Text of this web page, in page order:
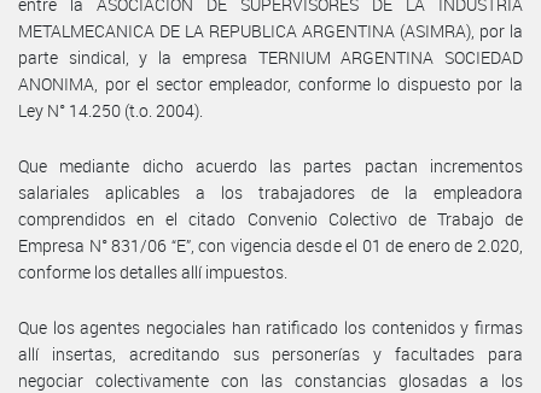
METALMECANICA DE LA REPUBLICA ARGENTINA (ASIMRA), por la
parte sindical, y la empresa TERNIUM ARGENTINA SOCIEDAD
ANONIMA, por el sector empleador, conforme lo dispuesto por la
Ley N° 14.250 (t.o. 2004).
Que mediante dicho acuerdo las partes pactan incrementos
salariales aplicables a los trabajadores de la empleadora
comprendidos en el citado Convenio Colectivo de Trabajo de
Empresa N° 831/06 “E”, con vigencia desde el 01 de enero de 2.020,
conforme los detalles allí impuestos.
Que los agentes negociales han ratificado los contenidos y firmas
allí insertas, acreditando sus personerías y facultades para
negociar colectivamente con las constancias glosadas a los